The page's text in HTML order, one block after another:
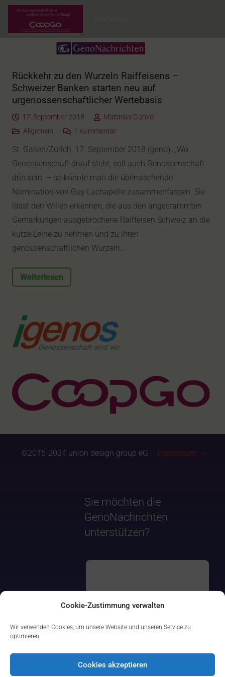
Cookie-Zustimmung verwalten
Wir verwenden Cookies, um unsere Website und unseren Service zu
optimieren.
Cookies akzeptieren
Rückkehr zu den Wurzeln Raiffeisens –
Schweizer Banken starten neu auf
urgenossenschaftlicher Wertebasis
17. September 2018
Matthias Günkel
Allgemein
1 Kommentar
St. Gallen/Zürich, 17. September 2018 (geno). „Wo
Genossenschaft drauf steht, soll auch Genossenschaft
drin sein – so könnte man die überraschende
Nomination von Guy Lachapelle zusammenfassen. Sie
lässt den Willen erkennen, die aus den angestammten
Gemarkungen ausgebrochene Raiffeisen Schweiz an die
kurze Leine zu nehmen und zu ihren
genossenschaftlichen Wurzeln…
Weiterlesen
©2015-2024 union design group eG – Impressum –
Sie möchten die
GenoNachrichten
unterstützen?